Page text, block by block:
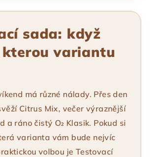
sada: když
kterou variantu
má různé nálady. Přes den
Citrus Mix, večer výraznější
a ráno čistý O₂ Klasik. Pokud si
varianta vám bude nejvíc
volbou je Testovací